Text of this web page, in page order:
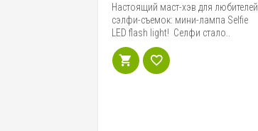
Настоящий маст-хэв для любителей
сэлфи-съемок: мини-лампа Selfie
LED flash light! Селфи стало..